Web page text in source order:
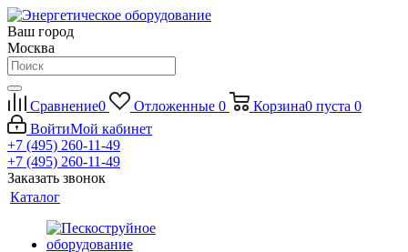
Ваш город
Москва
Сравнение0 Отложенные 0 Корзина0 пуста 0
ВойтиМой кабинет
+7 (495) 260-11-49
+7 (495) 260-11-49
Заказать звонок
Каталог